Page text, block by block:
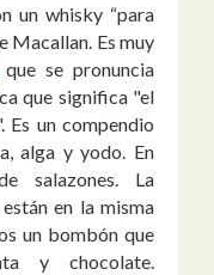
un whisky “para
Macallan. Es muy
se pronuncia
que significa "el
Es un compendio
alga y yodo. En
salazones. La
en la misma
un bombón que
y chocolate.